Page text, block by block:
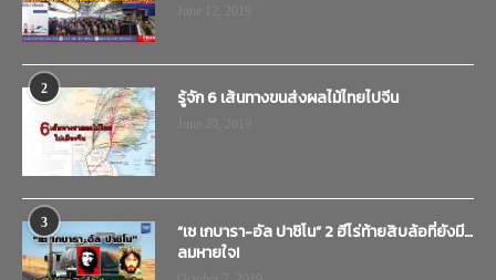
2 รู้จัก 6 เส้นทางขนส่งผลไม้ไทยไปจีน
3
“เช เกบารา-อัล ปาชิโน” 2 ฮีโร่ท้ายสิบล้อที่ยังมี…
ลมหายใจ!